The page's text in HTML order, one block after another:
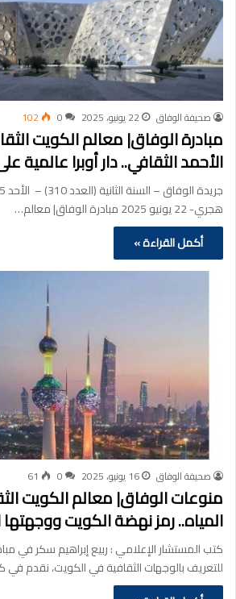
صحيفة الوفاق 22 يونيو، 2025 0
102
الأحمد الثقافي.. دار أوبرا عالمية
هجري- 22 يونيو 2025 مبادرة الوفاق| معالم…
أكمل القراءة »
صحيفة الوفاق 16 يونيو، 2025 0
61
المياه.. رمز نهضة الكويت ووجهتها
كتب المستشار الإعلامي : ربيع إبراهيم سكر في
للتعريف بالوجهات الثقافية في الكويت، نقدم